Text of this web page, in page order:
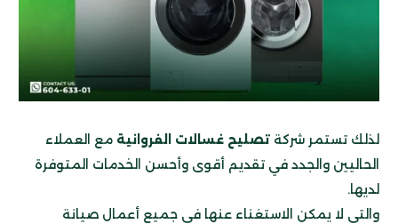
لذلك تستمر شركة تصليح غسالات الفروانية مع العملاء
الحاليين والجدد في تقديم أقوى وأحسن الخدمات المتوفرة
لديها.
والتي لا يمكن الاستغناء عنها في جميع أعمال صيانة